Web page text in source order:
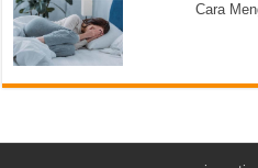
Cara